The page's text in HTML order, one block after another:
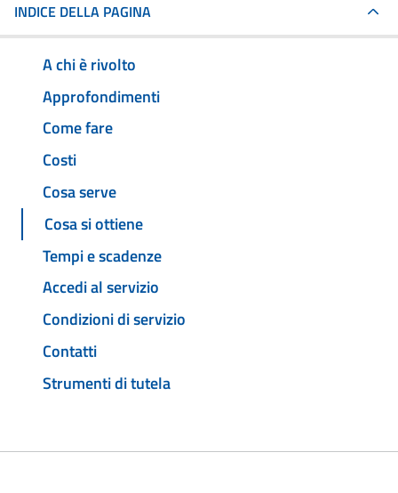
INDICE DELLA PAGINA
A chi è rivolto
Approfondimenti
Come fare
Costi
Cosa serve
Cosa si ottiene
Tempi e scadenze
Accedi al servizio
Condizioni di servizio
Contatti
Strumenti di tutela